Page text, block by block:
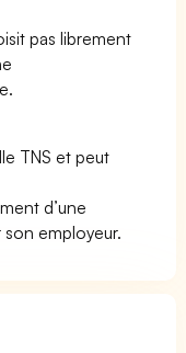
pas librement
TNS et peut
d’une
employeur.